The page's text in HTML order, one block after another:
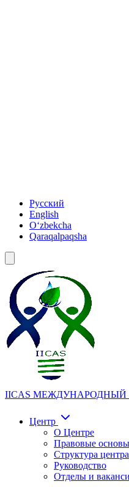
Русский
English
Oʻzbekcha
Qaraqalpaqsha
IICAS МЕЖДУНАРОДНЫЙ
Центр
О Центре
Правовые основы
Структура центра
Руководство
Отделы и